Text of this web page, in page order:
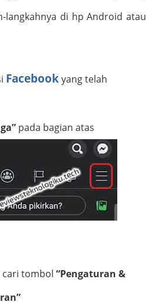
langkahnya di hp Android atau
Facebookyang telah
pada bagian atas
cari tombol “Pengaturan &